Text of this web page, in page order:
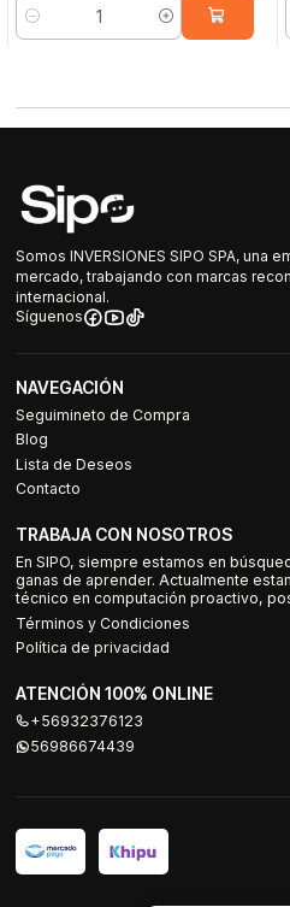
Cantidad
Somos INVERSIONES SIPO SPA, una
mercado, trabajando con marcas
internacional.
Síguenos
NAVEGACIÓN
Seguimineto de Compra
Blog
Lista de Deseos
Contacto
TRABAJA CON NOSOTROS
En SIPO, siempre estamos en
ganas de aprender. Actualmente
técnico en computación proactivo,
Términos y Condiciones
Política de privacidad
ATENCIÓN 100% ONLINE
+56932376123
56986674439